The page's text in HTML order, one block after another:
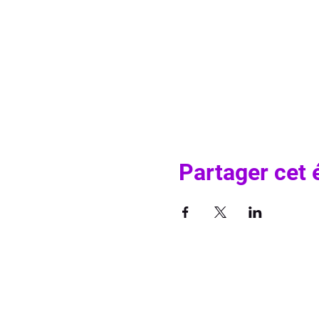
Partager cet